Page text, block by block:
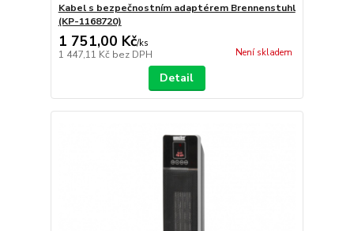
Kabel s bezpečnostním adaptérem Brennenstuhl
(KP-1168720)
1 751,00 Kč/ks
1 447,11 Kč bez DPH Není skladem
Detail